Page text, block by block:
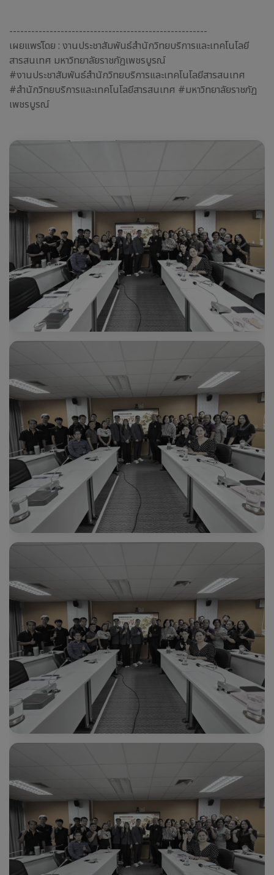
------------------------------------------------------
เผยแพร่โดย : งานประชาสัมพันธ์สำนักวิทยบริการและเทคโนโลยี
สารสนเทศ มหาวิทยาลัยราชภัฏเพชรบูรณ์
#งานประชาสัมพันธ์สำนักวิทยบริการและเทคโนโลยีสารสนเทศ
#สำนักวิทยบริการและเทคโนโลยีสารสนเทศ #มหาวิทยาลัยราชภัฏ
เพชรบูรณ์